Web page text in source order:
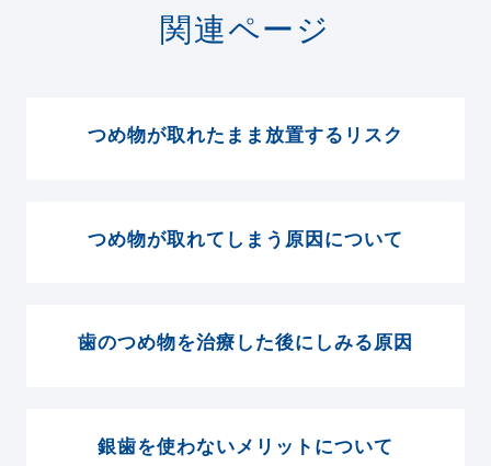
関連ページ
つめ物が取れたまま放置するリスク
つめ物が取れてしまう原因について
歯のつめ物を治療した後にしみる原因
銀歯を使わないメリットについて